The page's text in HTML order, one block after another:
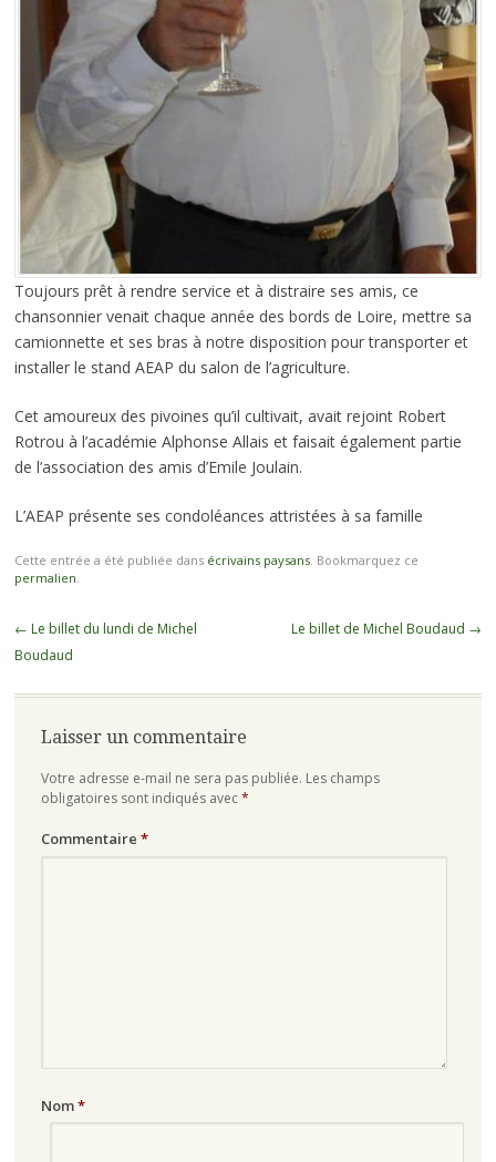
Toujours prêt à rendre service et à distraire ses amis, ce
chansonnier venait chaque année des bords de Loire, mettre sa
camionnette et ses bras à notre disposition pour transporter et
installer le stand AEAP du salon de l’agriculture.
Cet amoureux des pivoines qu’il cultivait, avait rejoint Robert
Rotrou à l’académie Alphonse Allais et faisait également partie
de l’association des amis d’Emile Joulain.
L’AEAP présente ses condoléances attristées à sa famille
Cette entrée a été publiée dans écrivains paysans. Bookmarquez ce
permalien.
Navigation des articles
← Le billet du lundi de Michel
Boudaud
Le billet de Michel Boudaud →
Laisser un commentaire
Votre adresse e-mail ne sera pas publiée. Les champs
obligatoires sont indiqués avec*
Commentaire *
Nom*